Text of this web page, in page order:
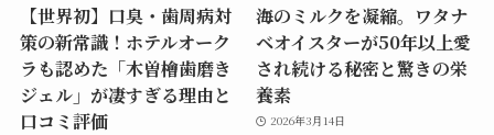
【世界初】口臭・歯周病対
策の新常識！ホテルオーク
ラも認めた「木曽檜歯磨き
ジェル」が凄すぎる理由と
口コミ評価
海のミルクを凝縮。ワタナ
ベオイスターが50年以上愛
され続ける秘密と驚きの栄
養素
2026年3月14日